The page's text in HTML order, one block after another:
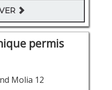
permis
Molia 12